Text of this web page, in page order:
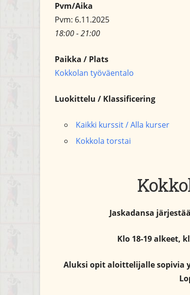
Pvm/Aika
Pvm: 6.11.2025
18:00 - 21:00
Paikka / Plats
Kokkolan työväentalo
Luokittelu / Klassificering
Kaikki kurssit / Alla kurser
Kokkola torstai
Jaskadansa
Klo 18-19 alkeet,
Aluksi opit aloittelijalle sopivia